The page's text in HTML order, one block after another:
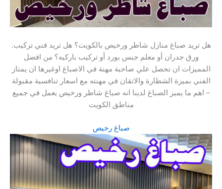
.هل تريد صباغ منازل شاطر ورخيص بالكويت؟ هل تريد فني تركيب
ورق جدران أو معلم جبس بورد أو تركيب باركيه؟ من افضل
المميزات ان تحصل علي صاحبة مهنة في الاصباغ اوغيرها ان يمتاز
الفني بميزة الشطارة والاتقان في مهنته مع اسعار تنافسية مقبولة
– اهم ما يميز الصباغ لدينا انه صباغ شاطر ورخيص يعمل في جميع
مناطق الكويت
صباغ رخيص